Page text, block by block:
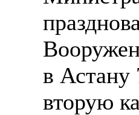
в Астану
вторую